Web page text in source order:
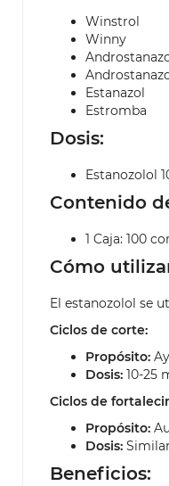
Winstrol
Winny
Estanazol
Estromba
Dosis:
Estanozolol
Contenido
1 Caja: 100
Cómo
El estanozolol se
Ciclos de corte:
Propósito:
Dosis: 10-25
Ciclos de
Propósito:
Dosis:
Beneficios: